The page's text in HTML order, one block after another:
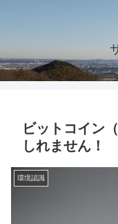
ビットコイン
しれません！
環境認識